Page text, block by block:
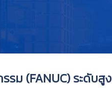
ม (FANUC) ระดับสูง